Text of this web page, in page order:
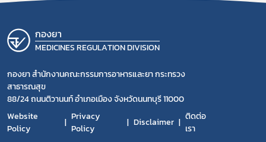
กองยา
MEDICINES REGULATION DIVISION
กองยา สำนักงานคณะกรรมการอาหารและยา กระทรวง
สาธารณสุข
88/24 ถนนติวานนท์ อำเภอเมือง จังหวัดนนทบุรี 11000
Website
Policy
Privacy
Policy
Disclaimer
ติดต่อ
เรา